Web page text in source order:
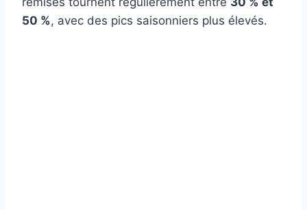
50 %, avec des pics saisonniers plus élevés.